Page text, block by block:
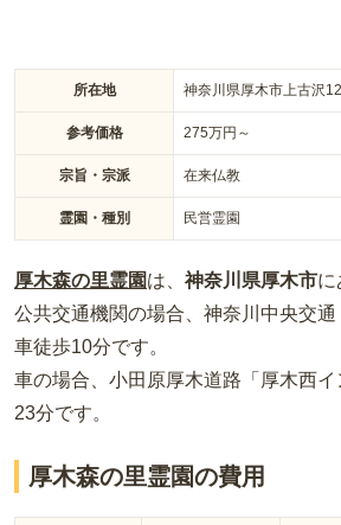
所在地 神奈川県厚木市上古沢
参考価格 275万円～
宗旨・宗派 在来仏教
霊園・種別 民営霊園
厚木森の里霊園は、 神奈川県厚木市に
公共交通機関の場合 、神奈川中央交
車徒歩10分です。
車の場合 、小田原厚木道路「厚木西
23分です。
厚木森の里霊園の費用